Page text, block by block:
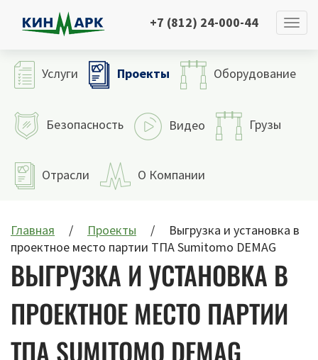
+7 (812) 24-000-44
Услуги Проекты Оборудование
Безопасность Видео Грузы
Отрасли О Компании
Главная Проекты
Выгрузка и установка в
проектное место партии ТПА Sumitomo DEMAG
ВЫГРУЗКА И УСТАНОВКА В
ПРОЕКТНОЕ МЕСТО ПАРТИИ
ТПА SUMITOMO DEMAG